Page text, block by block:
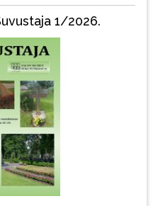
1/2026.